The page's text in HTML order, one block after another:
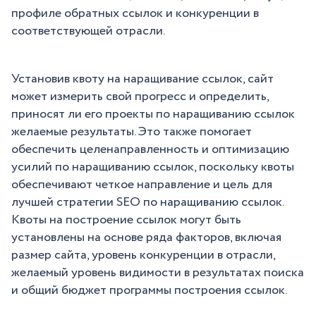
профиле обратных ссылок и конкуренции в
соответствующей отрасли.
Установив квоту на наращивание ссылок, сайт
может измерить свой прогресс и определить,
приносят ли его проекты по наращиванию ссылок
желаемые результаты. Это также помогает
обеспечить целенаправленность и оптимизацию
усилий по наращиванию ссылок, поскольку квоты
обеспечивают четкое направление и цель для
лучшей стратегии SEO по наращиванию ссылок.
Квоты на построение ссылок могут быть
установлены на основе ряда факторов, включая
размер сайта, уровень конкуренции в отрасли,
желаемый уровень видимости в результатах поиска
и общий бюджет программы построения ссылок.